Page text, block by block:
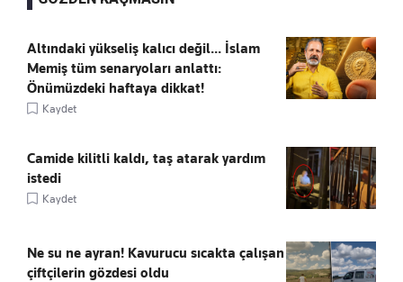
Altındaki yükseliş kalıcı değil... İslam
Memiş tüm senaryoları anlattı:
Önümüzdeki haftaya dikkat!
Kaydet
Camide kilitli kaldı, taş atarak yardım
istedi
Kaydet
Ne su ne ayran! Kavurucu sıcakta çalışan
çiftçilerin gözdesi oldu